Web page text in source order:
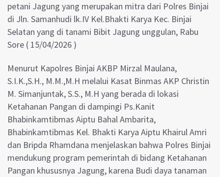
petani Jagung yang merupakan mitra dari Polres Binjai
di Jln. Samanhudi lk.IV Kel.Bhakti Karya Kec. Binjai
Selatan yang di tanami Bibit Jagung unggulan, Rabu
Sore ( 15/04/2026 )
Menurut Kapolres Binjai AKBP Mirzal Maulana,
S.I.K.,S.H., M.M.,M.H melalui Kasat Binmas AKP Christin
M. Simanjuntak, S.S., M.H yang berada di lokasi
Ketahanan Pangan di dampingi Ps.Kanit
Bhabinkamtibmas Aiptu Bahal Ambarita,
Bhabinkamtibmas Kel. Bhakti Karya Aiptu Khairul Amri
dan Bripda Rhamdana menjelaskan bahwa Polres Binjai
mendukung program pemerintah di bidang Ketahanan
Pangan khususnya Jagung, karena Budi daya tanaman